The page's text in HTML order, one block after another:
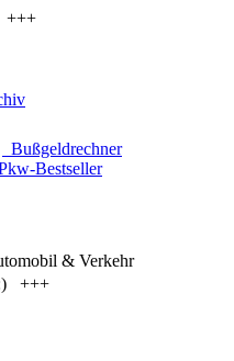
+++
Bußgeldrechner
Bestseller
& Verkehr
:) +++